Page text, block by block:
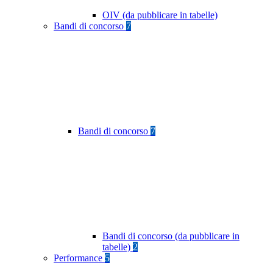
OIV (da pubblicare in tabelle)
Bandi di concorso 7
Bandi di concorso 7
Bandi di concorso (da pubblicare in
tabelle) 2
Performance 5